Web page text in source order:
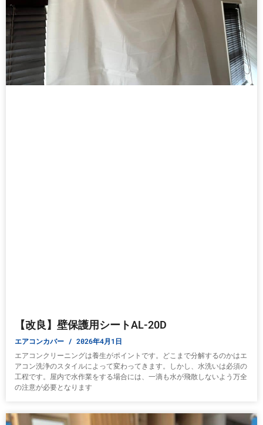
【改良】壁保護用シートAL-20D
エアコンカバー 2026年4月1日
エアコンクリーニングは養生がポイントです。どこまで分解するのかはエ
アコン洗浄のスタイルによって変わってきます。しかし、水洗いは必須の
工程です。屋内で水作業をする場合には、一滴も水が飛散しないよう万全
の注意が必要となります